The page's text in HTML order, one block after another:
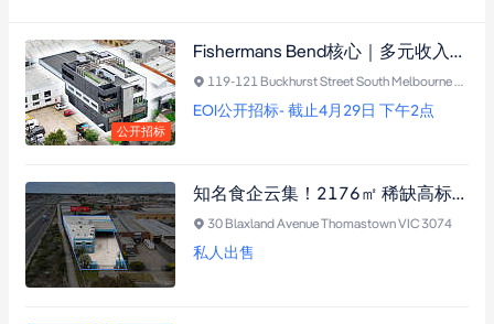
The Dome Express 2.9km
IGA
Coles
About Life 3.0km
Coles 3.0km
Crown Asian Supermarket
Coles
公开招标
Fishermans Bend核心｜多元收入+17车位，稳定现金流，自用投资灵活选择
119-121 Buckhurst Street South Melbourne VIC 3205
EOI公开招标- 截止4月29日 下午2点
知名食企云集！2176㎡ 稀缺高标冷链仓私售，空/港/环线直达，配置满格，基建利好，错过再无！
30 Blaxland Avenue Thomastown VIC 3074
私人出售